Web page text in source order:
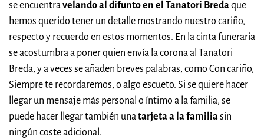
se encuentravelando al difunto en el Tanatori Bredaque
hemos querido tener un detalle mostrando nuestro cariño,
respecto y recuerdo en estos momentos. En la cinta funeraria
se acostumbra a poner quien envía la corona al Tanatori
Breda, y a veces se añaden breves palabras, como Con cariño,
Siempre te recordaremos, o algo escueto. Si se quiere hacer
llegar un mensaje más personal o íntimo a la familia, se
puede hacer llegar también unatarjeta a la familiasin
ningún coste adicional.